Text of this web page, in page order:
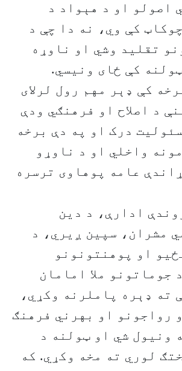
اصولو او د هېواد د
کې وي، نه دا چې د
تقلید وشي او ناوړه
کې ځای ونیسي.
کې ډېر مهم رول لرلای
د اصلاح او فرهنګي ودې
درک او په دې برخه
واخلي او د ناوړو
عامه پوهاوی ترسره
ادارې، د دین
مشران، سپین ږیري، د
او پوهنتونونو
جوماتونو ملا امامان
ته ډېره پاملرنه وکړي،
رواجونو او بهرني فرهنګ
ونیول شي او ټولنه د
لوري ته مخه وکړي. که